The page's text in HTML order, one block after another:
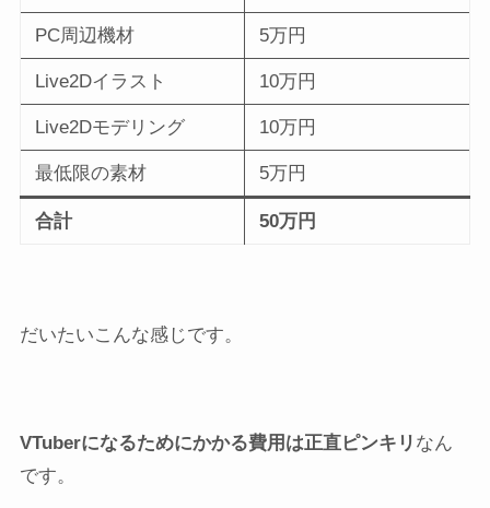
PC周辺機材 5万円
Live2Dイラスト 10万円
Live2Dモデリング 10万円
最低限の素材 5万円
合計 50万円
だいたいこんな感じです。
VTuberになるためにかかる費用は正直ピンキリ なん
です。